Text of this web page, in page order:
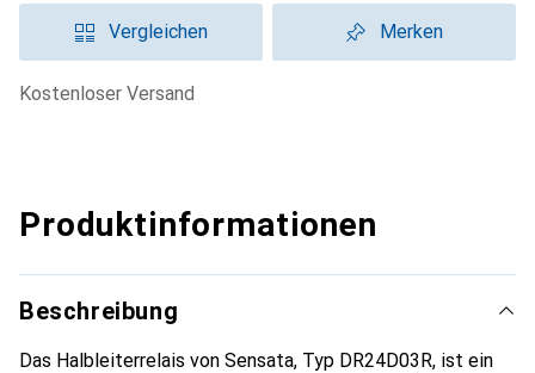
Vergleichen Merken
kostenloser Versand
Produktinformationen
Beschreibung
Das Halbleiterrelais von Sensata, Typ DR24D03R, ist ein